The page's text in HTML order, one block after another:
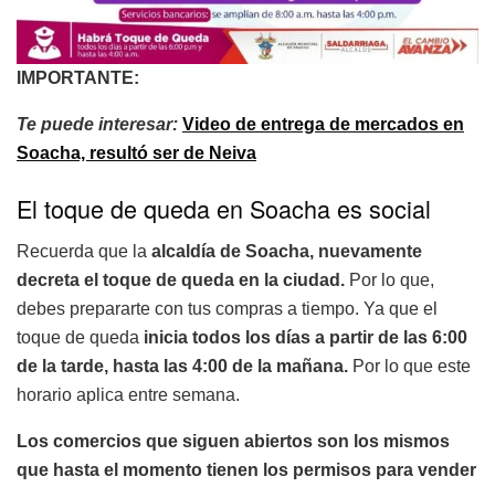
IMPORTANTE:
Te puede interesar: Video de entrega de mercados en
Soacha, resultó ser de Neiva
El toque de queda en Soacha es social
Recuerda que la alcaldía de Soacha, nuevamente
decreta el toque de queda en la ciudad. Por lo que,
debes prepararte con tus compras a tiempo. Ya que el
toque de queda inicia todos los días a partir de las 6:00
de la tarde, hasta las 4:00 de la mañana. Por lo que este
horario aplica entre semana.
Los comercios que siguen abiertos son los mismos
que hasta el momento tienen los permisos para vender